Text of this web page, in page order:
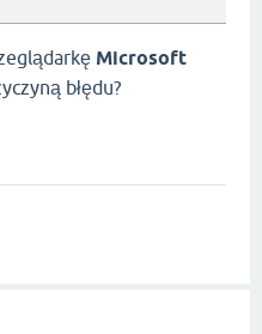
Microsoft
błędu?